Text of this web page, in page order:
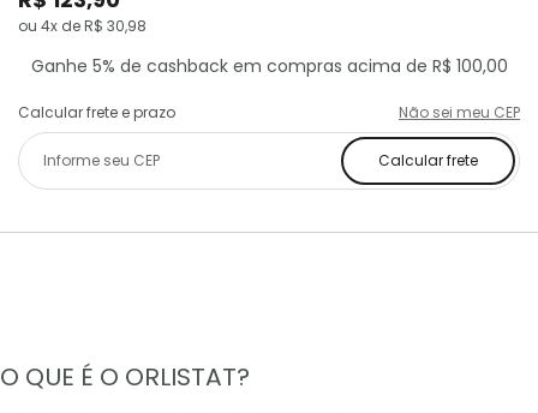
ou 4x de R$ 30,98
Ganhe 5% de cashback em compras acima de R$ 100,00
Calcular frete e prazo Não sei meu CEP
Calcular frete
O QUE É O ORLISTAT?